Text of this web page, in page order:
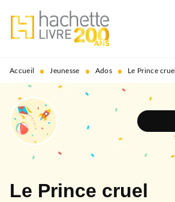
MENU RECHERCHE
PIED DE PAGE
Accueil • Jeunesse • Ados • Le Prince cruel
Le Prince cruel